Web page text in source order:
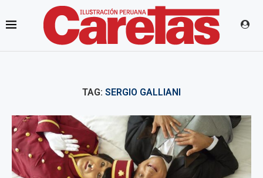
TAG: SERGIO GALLIANI